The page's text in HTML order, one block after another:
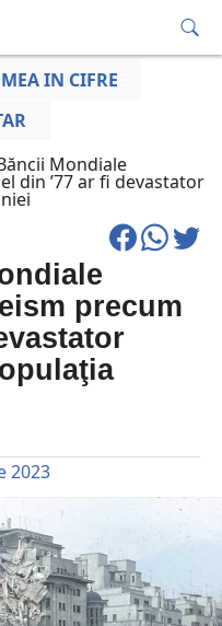
IN CIFRE
Mondiale
din ’77 ar fi devastator
precum
2023